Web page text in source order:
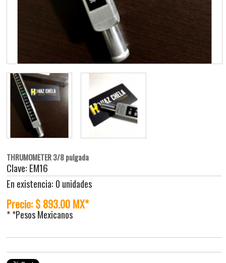
THRUMOMETER 3/8 pulgada
Clave: EM16
En existencia: 0 unidades
Precio: $ 893.00 MX*
* *Pesos Mexicanos